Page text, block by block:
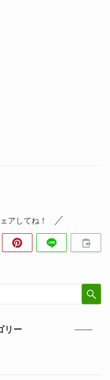
アしてね！
リー